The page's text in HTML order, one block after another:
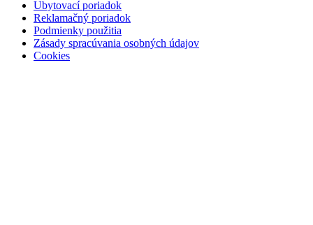
Ubytovací poriadok
Reklamačný poriadok
Podmienky použitia
Zásady spracúvania osobných údajov
Cookies